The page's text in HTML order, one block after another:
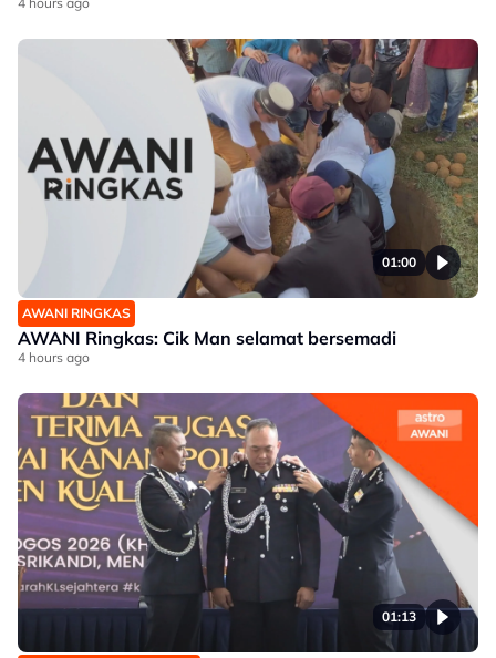
01:00
AWANI RINGKAS
AWANI Ringkas: Cik Man selamat bersemadi
4 hours ago
01:13